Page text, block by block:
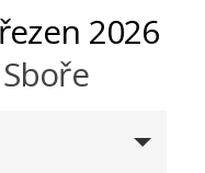
2026